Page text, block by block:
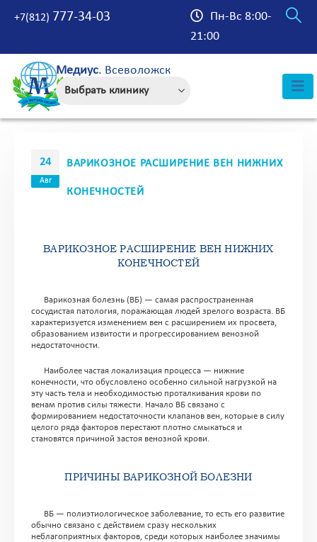
+7(812) 777-34-03
Пн-Вс 8:00-
21:00
Медиус. Всеволожск
24
Авг
ВАРИКОЗНОЕ РАСШИРЕНИЕ ВЕН НИЖНИХ
КОНЕЧНОСТЕЙ
ВАРИКОЗНОЕ РАСШИРЕНИЕ ВЕН НИЖНИХ
КОНЕЧНОСТЕЙ
Варикозная болезнь (ВБ) — самая распространенная
сосудистая патология, поражающая людей зрелого возраста. ВБ
характеризуется изменением вен с расширением их просвета,
образованием извитости и прогрессированием венозной
недостаточности.
Наиболее частая локализация процесса — нижние
конечности, что обусловлено особенно сильной нагрузкой на
эту часть тела и необходимостью проталкивания крови по
венам против силы тяжести. Начало ВБ связано с
формированием недостаточности клапанов вен, которые в силу
целого ряда факторов перестают плотно смыкаться и
становятся причиной застоя венозной крови.
ПРИЧИНЫ ВАРИКОЗНОЙ БОЛЕЗНИ
ВБ — полиэтиологическое заболевание, то есть его развитие
обычно связано с действием сразу нескольких
неблагоприятных факторов, среди которых наиболее значимы